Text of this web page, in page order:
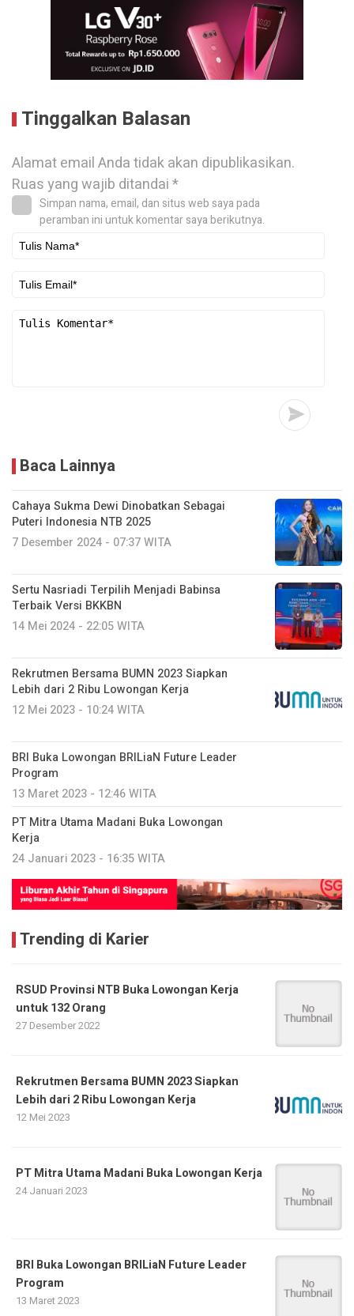
Tinggalkan Balasan
Alamat email Anda tidak akan dipublikasikan.
Ruas yang wajib ditandai*
Simpan nama, email, dan situs web saya pada
peramban ini untuk komentar saya berikutnya.
Baca Lainnya
Cahaya Sukma Dewi Dinobatkan Sebagai
Puteri Indonesia NTB 2025
7 Desember 2024 - 07:37 WITA
Sertu Nasriadi Terpilih Menjadi Babinsa
Terbaik Versi BKKBN
14 Mei 2024 - 22:05 WITA
Rekrutmen Bersama BUMN 2023 Siapkan
Lebih dari 2 Ribu Lowongan Kerja
12 Mei 2023 - 10:24 WITA
BRI Buka Lowongan BRILiaN Future Leader
Program
13 Maret 2023 - 12:46 WITA
PT Mitra Utama Madani Buka Lowongan
Kerja
24 Januari 2023 - 16:35 WITA
Trending di Karier
RSUD Provinsi NTB Buka Lowongan Kerja
untuk 132 Orang
27 Desember 2022
Rekrutmen Bersama BUMN 2023 Siapkan
Lebih dari 2 Ribu Lowongan Kerja
12 Mei 2023
PT Mitra Utama Madani Buka Lowongan Kerja
24 Januari 2023
BRI Buka Lowongan BRILiaN Future Leader
Program
13 Maret 2023